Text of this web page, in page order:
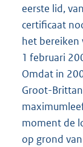
eerste lid,
certificaat
het bereiken
1 februari
Omdat in
Groot-
moment de
op grond